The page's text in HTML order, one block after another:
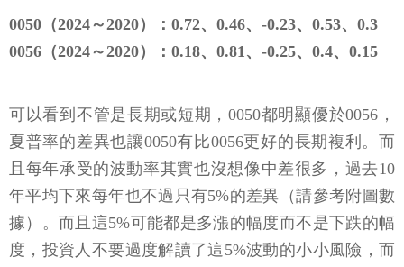
0050（2024～2020）：0.72、0.46、-0.23、0.53、0.3
0056（2024～2020）：0.18、0.81、-0.25、0.4、0.15
可以看到不管是長期或短期，0050都明顯優於0056，
夏普率的差異也讓0050有比0056更好的長期複利。而
且每年承受的波動率其實也沒想像中差很多，過去10
年平均下來每年也不過只有5%的差異（請參考附圖數
據）。而且這5%可能都是多漲的幅度而不是下跌的幅
度，投資人不要過度解讀了這5%波動的小小風險，而